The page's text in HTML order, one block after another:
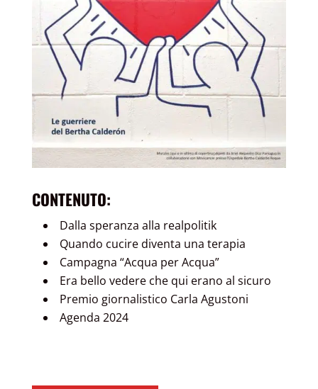
CONTENUTO:
Dalla speranza alla realpolitik
Quando cucire diventa una terapia
Campagna “Acqua per Acqua”
Era bello vedere che qui erano al sicuro
Premio giornalistico Carla Agustoni
Agenda 2024